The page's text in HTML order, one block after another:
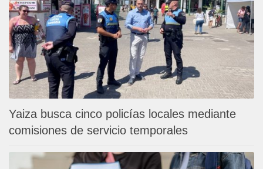
Yaiza busca cinco policías locales mediante
comisiones de servicio temporales